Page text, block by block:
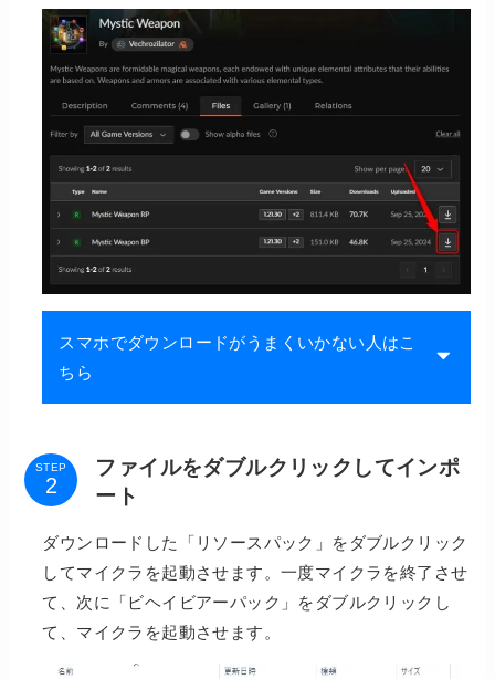
スマホでダウンロードがうまくいかない人はこ
ちら
STEP
ファイルをダブルクリックしてインポ
ート
ダウンロードした「リソースパック」をダブルクリック
してマイクラを起動させます。一度マイクラを終了させ
て、次に「ビヘイビアーパック」をダブルクリックし
て、マイクラを起動させます。